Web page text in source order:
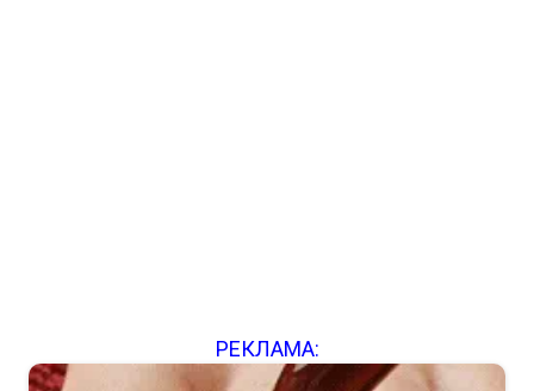
РЕКЛАМА: